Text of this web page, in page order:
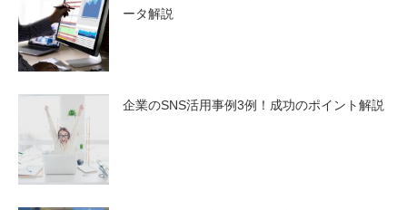
ータ解説
企業のSNS活用事例3例！成功のポイント解説